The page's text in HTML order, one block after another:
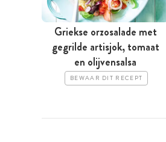
Griekse orzosalade met
gegrilde artisjok, tomaat
en olijvensalsa
BEWAAR DIT RECEPT